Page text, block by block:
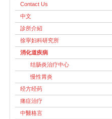
Contact Us
中文
診所介紹
徐寜妇科研究所
消化道疾病
结肠炎治疗中心
慢性胃炎
经方经药
痛症治疗
中醫格言